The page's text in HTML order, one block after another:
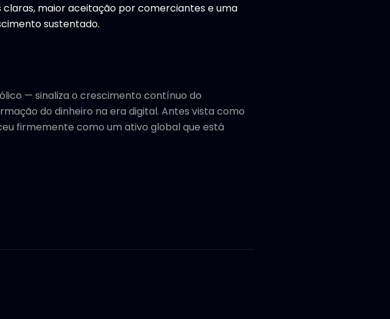
maior aceitação por comerciantes e uma
sustentado.
— sinaliza o crescimento contínuo do
do dinheiro na era digital. Antes vista como
firmemente como um ativo global que está